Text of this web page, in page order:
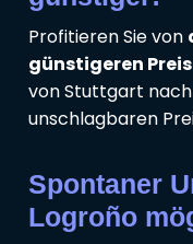
Profitieren Sie von
günstigeren
von Stuttgart
unschlagbaren
Spontaner
Logroño